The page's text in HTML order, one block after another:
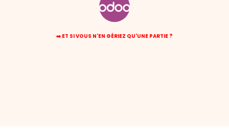
➡️ ET SI VOUS N'EN GÉRIEZ QU'UNE PARTIE ?